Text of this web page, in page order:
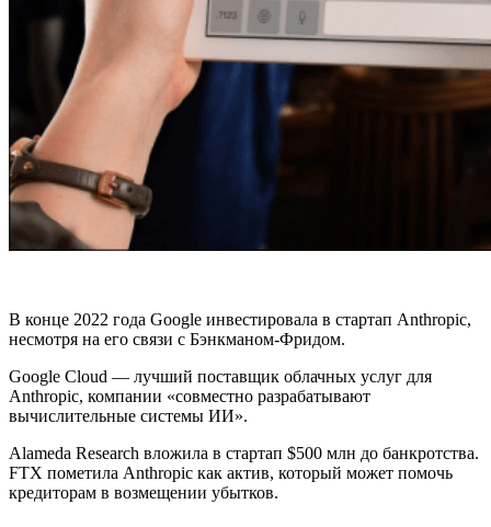
В конце 2022 года Google инвестировала в стартап Anthropic,
несмотря на его связи с Бэнкманом-Фридом.
Google Cloud — лучший поставщик облачных услуг для
Anthropic, компании «совместно разрабатывают
вычислительные системы ИИ».
Alameda Research вложила в стартап $500 млн до банкротства.
FTX пометила Anthropic как актив, который может помочь
кредиторам в возмещении убытков.